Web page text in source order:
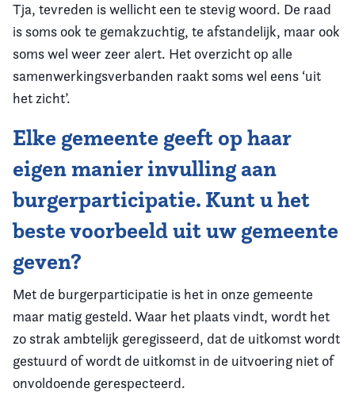
Tja, tevreden is wellicht een te stevig woord. De raad
is soms ook te gemakzuchtig, te afstandelijk, maar ook
soms wel weer zeer alert. Het overzicht op alle
samenwerkingsverbanden raakt soms wel eens ‘uit
het zicht’.
Elke gemeente geeft op haar
eigen manier invulling aan
burgerparticipatie. Kunt u het
beste voorbeeld uit uw gemeente
geven?
Met de burgerparticipatie is het in onze gemeente
maar matig gesteld. Waar het plaats vindt, wordt het
zo strak ambtelijk geregisseerd, dat de uitkomst wordt
gestuurd of wordt de uitkomst in de uitvoering niet of
onvoldoende gerespecteerd.